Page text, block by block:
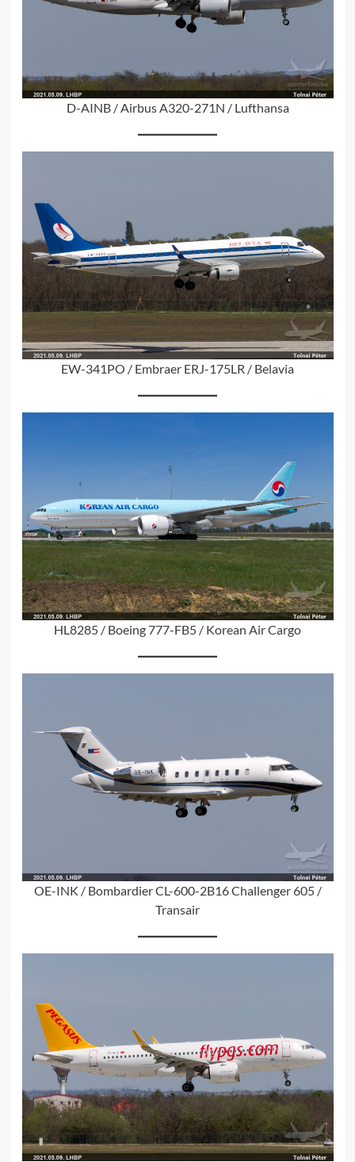
D-AINB / Airbus A320-271N / Lufthansa
EW-341PO / Embraer ERJ-175LR / Belavia
HL8285 / Boeing 777-FB5 / Korean Air Cargo
OE-INK / Bombardier CL-600-2B16 Challenger 605 /
Transair